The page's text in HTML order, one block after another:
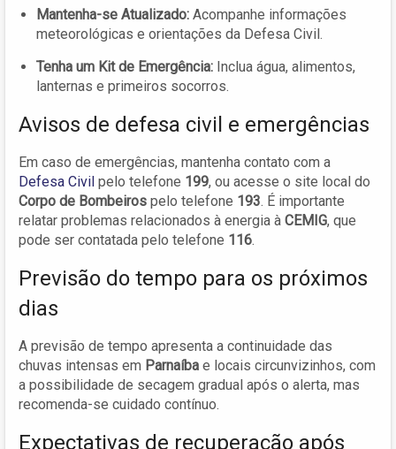
Mantenha-se Atualizado: Acompanhe informações
meteorológicas e orientações da Defesa Civil.
Tenha um Kit de Emergência: Inclua água, alimentos,
lanternas e primeiros socorros.
Avisos de defesa civil e emergências
Em caso de emergências, mantenha contato com a
Defesa Civil pelo telefone 199, ou acesse o site local do
Corpo de Bombeiros pelo telefone 193. É importante
relatar problemas relacionados à energia à CEMIG, que
pode ser contatada pelo telefone 116.
Previsão do tempo para os próximos
dias
A previsão de tempo apresenta a continuidade das
chuvas intensas em Parnaíba e locais circunvizinhos, com
a possibilidade de secagem gradual após o alerta, mas
recomenda-se cuidado contínuo.
Expectativas de recuperação após